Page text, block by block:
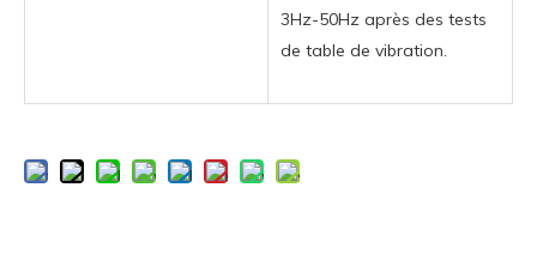
3Hz-50Hz après des tests
de table de vibration.